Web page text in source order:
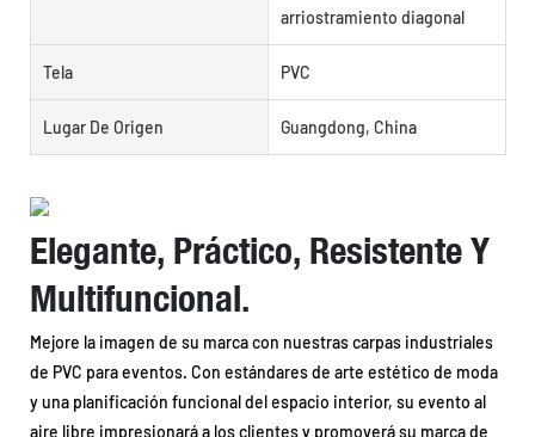
arriostramiento diagonal
Tela PVC
Lugar De Origen Guangdong, China
Elegante, Práctico, Resistente Y
Multifuncional.
Mejore la imagen de su marca con nuestras carpas industriales
de PVC para eventos. Con estándares de arte estético de moda
y una planificación funcional del espacio interior, su evento al
aire libre impresionará a los clientes y promoverá su marca de